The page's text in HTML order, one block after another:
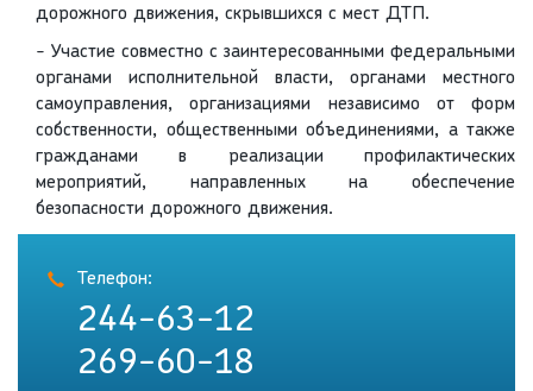
дорожного движения, скрывшихся с мест ДТП.
- Участие совместно с заинтересованными федеральными
органами исполнительной власти, органами местного
самоуправления, организациями независимо от форм
собственности, общественными объединениями, а также
гражданами в реализации профилактических
мероприятий, направленных на обеспечение
безопасности дорожного движения.
Телефон:
244-63-12
269-60-18